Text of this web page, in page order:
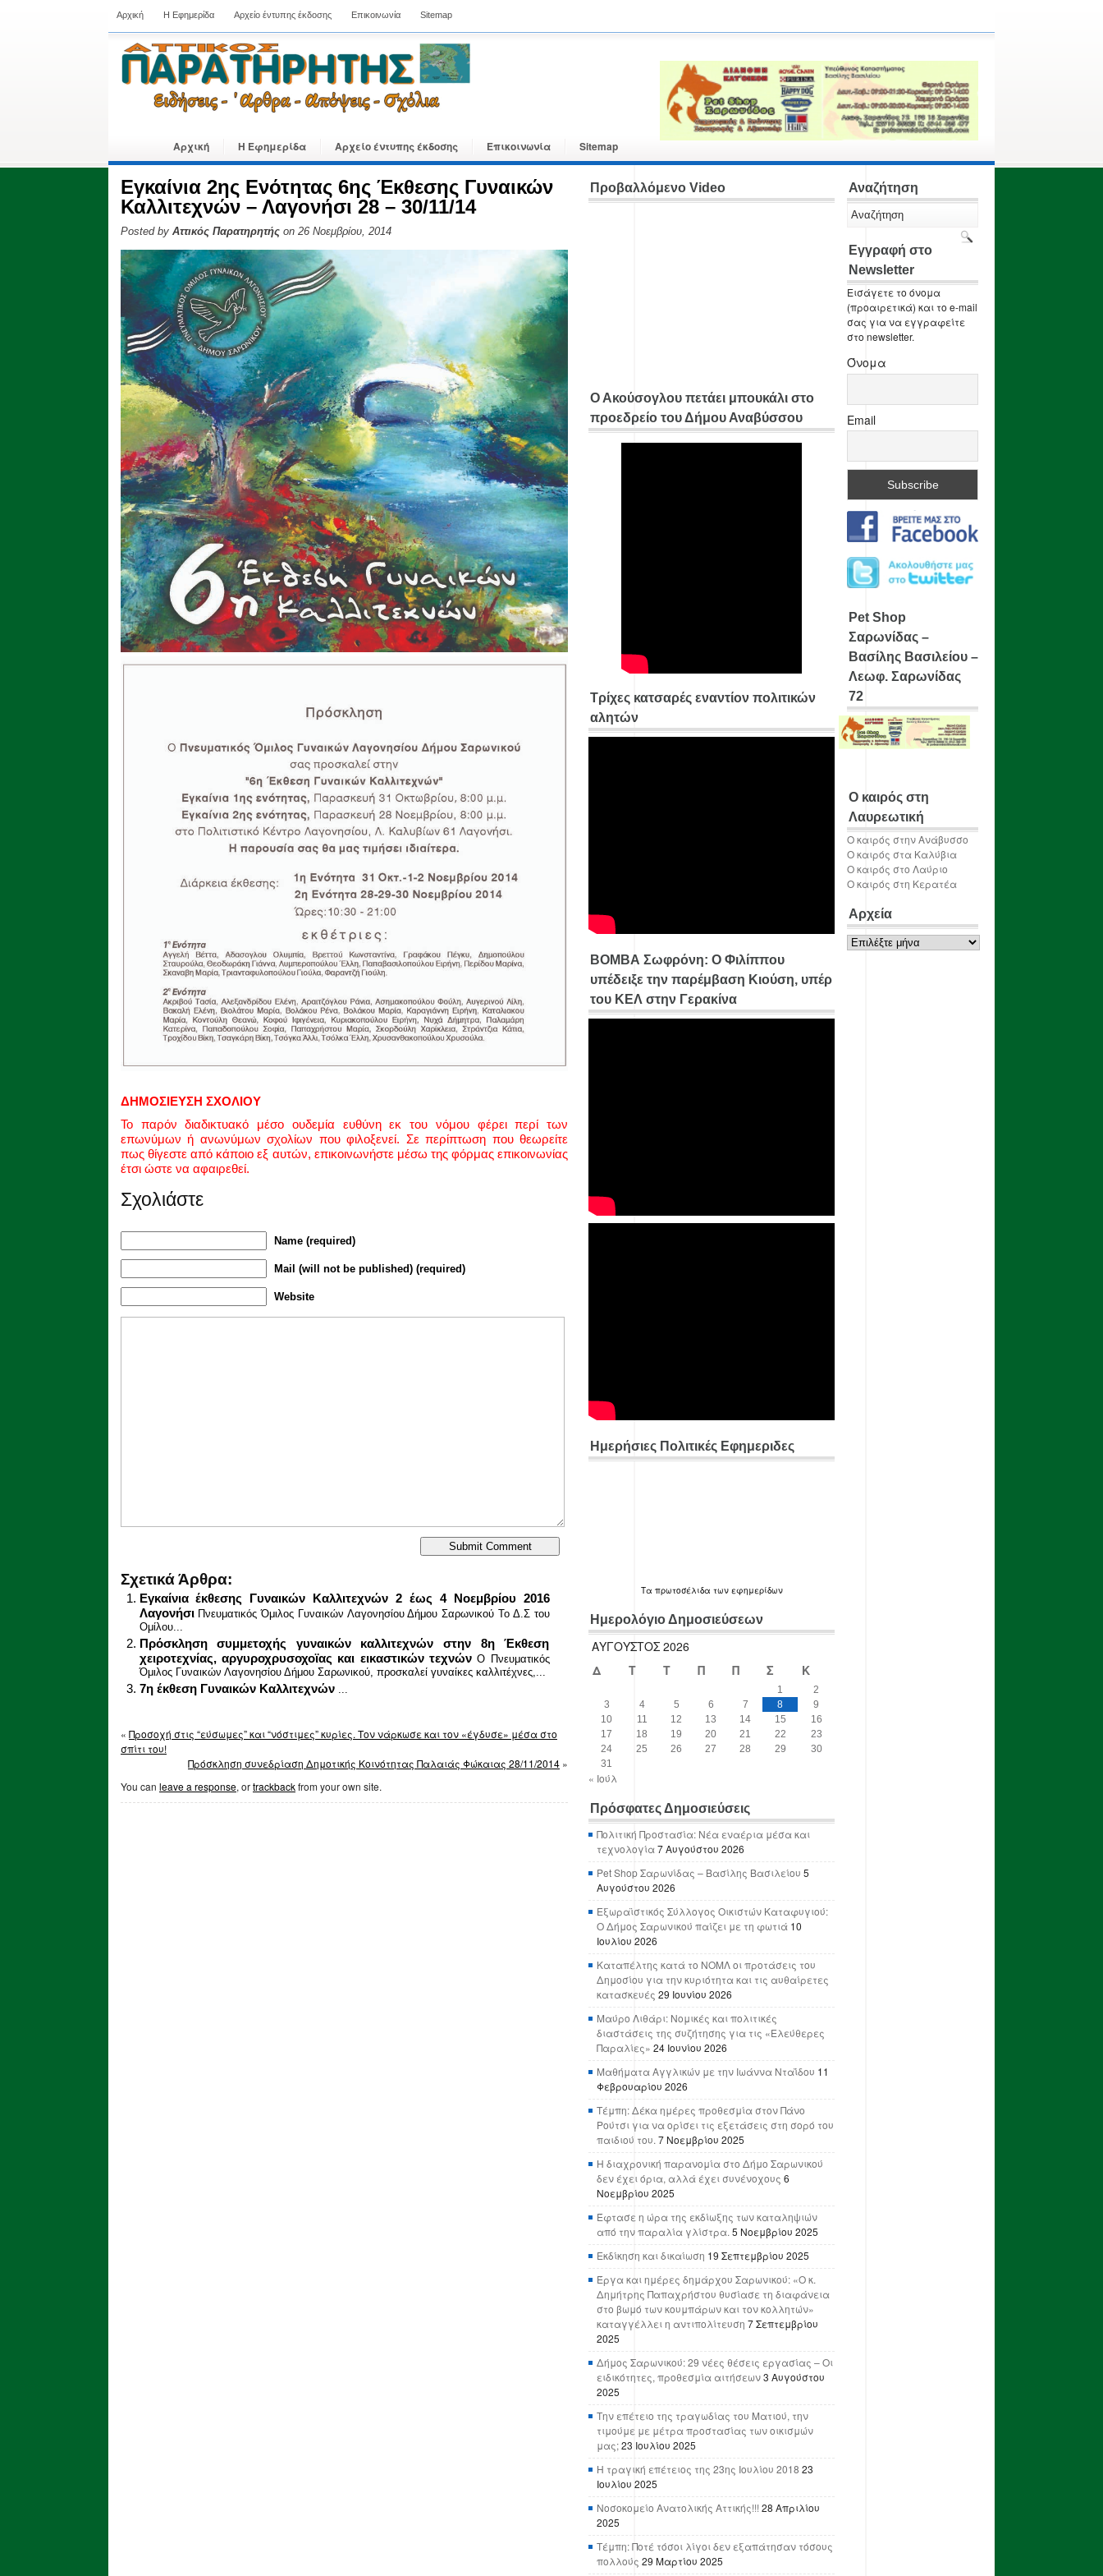
Αρχική Η Εφημερίδα Αρχείο έντυπης έκδοσης Επικοινωνία Sitemap
Αρχική Η Εφημερίδα Αρχείο έντυπης έκδοσης Επικοινωνία Sitemap
Εγκαίνια 2ης Ενότητας 6ης Έκθεσης Γυναικών
Καλλιτεχνών – Λαγονήσι 28 – 30/11/14
Posted by Αττικός Παρατηρητής on 26 Νοεμβρίου, 2014
ΔΗΜΟΣΙΕΥΣΗ ΣΧΟΛΙΟΥ
Το παρόν διαδικτυακό μέσο ουδεμία ευθύνη εκ του νόμου φέρει περί των
επωνύμων ή ανωνύμων σχολίων που φιλοξενεί. Σε περίπτωση που θεωρείτε
πως θίγεστε από κάποιο εξ αυτών, επικοινωνήστε μέσω της φόρμας επικοινωνίας
έτσι ώστε να αφαιρεθεί.
Σχολιάστε
Name (required)
Mail (will not be published) (required)
Website
Σχετικά Άρθρα:
Εγκαίνια έκθεσης Γυναικών Καλλιτεχνών 2 έως 4 Νοεμβρίου 2016
Λαγονήσι Πνευματικός Όμιλος Γυναικών Λαγονησίου Δήμου Σαρωνικού Το Δ.Σ του
Ομίλου...
Πρόσκληση συμμετοχής γυναικών καλλιτεχνών στην 8η Έκθεση
χειροτεχνίας, αργυροχρυσοχοϊας και εικαστικών τεχνών Ο Πνευματικός
Όμιλος Γυναικών Λαγονησίου Δήμου Σαρωνικού, προσκαλεί γυναίκες καλλιτέχνες,...
7η έκθεση Γυναικών Καλλιτεχνών
« Προσοχή στις “εύσωμες” και “νόστιμες” κυρίες. Τον νάρκωσε και τον «έγδυσε» μέσα στο
σπίτι του!
Πρόσκληση συνεδρίαση Δημοτικής Κοινότητας Παλαιάς Φώκαιας 28/11/2014 »
You can leave a response, ortrackbackfrom your own site.
Προβαλλόμενο Video
Ο Ακούσογλου πετάει μπουκάλι στο
προεδρείο του Δήμου Αναβύσσου
Τρίχες κατσαρές εναντίον πολιτικών
αλητών
ΒΟΜΒΑ Σωφρόνη: Ο Φιλίππου
υπέδειξε την παρέμβαση Κιούση, υπέρ
του ΚΕΛ στην Γερακίνα
Ημερήσιες Πολιτικές Εφημεριδες
Τα πρωτοσέλιδα των εφημερίδων
Ημερολόγιο Δημοσιεύσεων
ΑΎΓΟΥΣΤΟΣ 2026
Δ
Τ Τ Π Π Σ Κ
1
2
3
4 5 6 7 8
9
10
11 12 13 14 15
16
17
18 19 20 21 22
23
24
25 26 27 28 29
30
31
« Ιούλ
Πρόσφατες Δημοσιεύσεις
Πολιτική Προστασία: Νέα εναέρια μέσα και
τεχνολογία7 Αυγούστου 2026
Pet Shop Σαρωνίδας – Βασίλης Βασιλείου 5
Αυγούστου 2026
Εξωραϊστικός Σύλλογος Οικιστών Καταφυγιού:
Ο Δήμος Σαρωνικού παίζει με τη φωτιά 10
Ιουλίου 2026
Καταπέλτης κατά το ΝΟΜΛ οι προτάσεις του
Δημοσίου για την κυριότητα και τις αυθαίρετες
κατασκευές 29 Ιουνίου 2026
Μαύρο Λιθάρι: Νομικές και πολιτικές
διαστάσεις της συζήτησης για τις «Ελεύθερες
Παραλίες» 24 Ιουνίου 2026
Μαθήματα Αγγλικών με την Ιωάννα Νταΐδου 11
Φεβρουαρίου 2026
Τέμπη: Δέκα ημέρες προθεσμία στον Πάνο
Ρούτσι για να ορίσει τις εξετάσεις στη σορό του
παιδιού του. 7 Νοεμβρίου 2025
Η διαχρονική παρανομία στο Δήμο Σαρωνικού
δεν έχει όρια, αλλά έχει συνένοχους 6
Νοεμβρίου 2025
Έφτασε η ώρα της εκδίωξης των καταληψιών
από την παραλία γλίστρα. 5 Νοεμβρίου 2025
Εκδίκηση και δικαίωση 19 Σεπτεμβρίου 2025
Έργα και ημέρες δημάρχου Σαρωνικού: «Ο κ.
Δημήτρης Παπαχρήστου θυσίασε τη διαφάνεια
στο βωμό των κουμπάρων και τον κολλητών»
καταγγέλλει η αντιπολίτευση 7 Σεπτεμβρίου
2025
Δήμος Σαρωνικού: 29 νέες θέσεις εργασίας – Οι
ειδικότητες, προθεσμία αιτήσεων3 Αυγούστου
2025
Την επέτειο της τραγωδίας του Ματιού, την
τιμούμε με μέτρα προστασίας των οικισμών
μας;23 Ιουλίου 2025
Η τραγική επέτειος της 23ης Ιουλίου 2018 23
Ιουλίου 2025
Νοσοκομείο Ανατολικής Αττικής!!! 28 Απριλίου
2025
Τέμπη: Ποτέ τόσοι λίγοι δεν εξαπάτησαν τόσους
πολλούς 29 Μαρτίου 2025
Αναζήτηση
Εγγραφή στο
Newsletter
Εισάγετε το όνομα
(προαιρετικά) και το e-mail
σας για να εγγραφείτε
στο newsletter.
Όνομα
Email
Pet Shop
Σαρωνίδας –
Βασίλης Βασιλείου –
Λεωφ. Σαρωνίδας
72
Ο καιρός στη
Λαυρεωτική
Ο καιρός στην Ανάβυσσο
Ο καιρός στα Καλύβια
Ο καιρός στο Λαύριο
Ο καιρός στη Κερατέα
Αρχεία
Αρχεία